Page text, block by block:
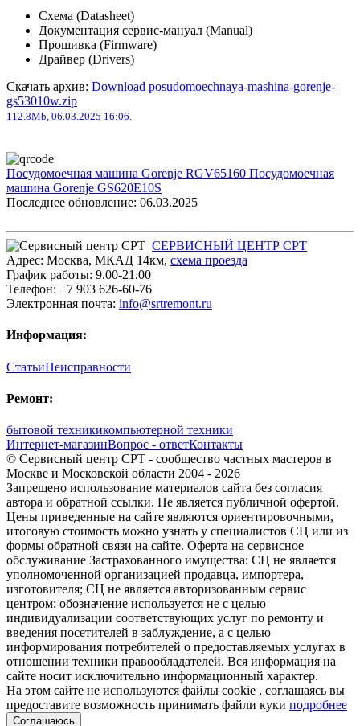
Схема (Datasheet)
Документация сервис-мануал (Manual)
Прошивка (Firmware)
Драйвер (Drivers)
Скачать архив: Download posudomoechnaya-mashina-gorenje-
gs53010w.zip
112.8Mb, 06.03.2025 16:06.
Посудомоечная машина Gorenje RGV65160 Посудомоечная
машина Gorenje GS620E10S
Последнее обновление: 06.03.2025
СЕРВИСНЫЙ ЦЕНТР СРТ
Адрес: Москва, МКАД 14км, cхема проезда
График работы: 9.00-21.00
Телефон: +7 903 626-60-76
Электронная почта: info@srtremont.ru
Информация:
СтатьиНеисправности
Ремонт:
бытовой техникикомпьютерной техники
Интернет-магазинВопрос - ответКонтакты
© Сервисный центр СРТ - сообщество частных мастеров в
Москве и Московской области 2004 - 2026
Запрещено использование материалов сайта без согласия
автора и обратной ссылки. Не является публичной офертой.
Цены приведенные на сайте являются ориентировочными,
итоговую стоимость можно узнать у специалистов СЦ или из
формы обратной связи на сайте. Оферта на сервисное
обслуживание Застрахованного имущества: СЦ не является
уполномоченной организацией продавца, импортера,
изготовителя; СЦ не является авторизованным сервис
центром; обозначение используется не с целью
индивидуализации соответствующих услуг по ремонту и
введения посетителей в заблуждение, а с целью
информирования потребителей о предоставляемых услугах в
отношении техники правообладателей. Вся информация на
сайте носит исключительно информационный характер.
На этом сайте не используются файлы cookie , соглашаясь вы
предоставите возможность принимать файли куки подробнее
Соглашаюсь